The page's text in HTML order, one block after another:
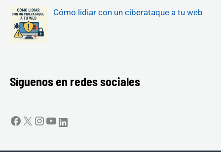
Cómo lidiar con un ciberataque a tu web
Síguenos en redes sociales